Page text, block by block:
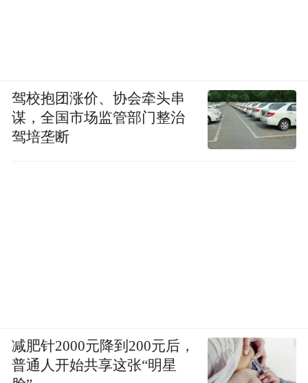
驾校抱团涨价、协会牵头串
谋，全国市场监管部门整治
驾培垄断
减肥针2000元降到200元后，
普通人开始共享这张“明星